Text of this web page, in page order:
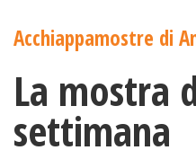
Acchiappamostre di
La mostra
settimana